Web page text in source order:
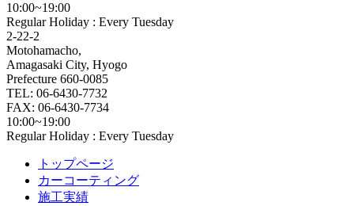
10:00~19:00
Regular Holiday : Every Tuesday
2-22-2
Motohamacho,
Amagasaki City, Hyogo
Prefecture 660-0085
TEL: 06-6430-7732
FAX: 06-6430-7734
10:00~19:00
Regular Holiday : Every Tuesday
トップページ
カーコーティング
施工実績